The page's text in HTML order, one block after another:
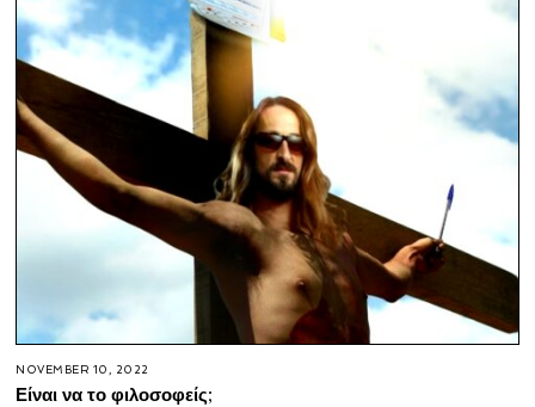
NOVEMBER 10, 2022
Είναι να το φιλοσοφείς;